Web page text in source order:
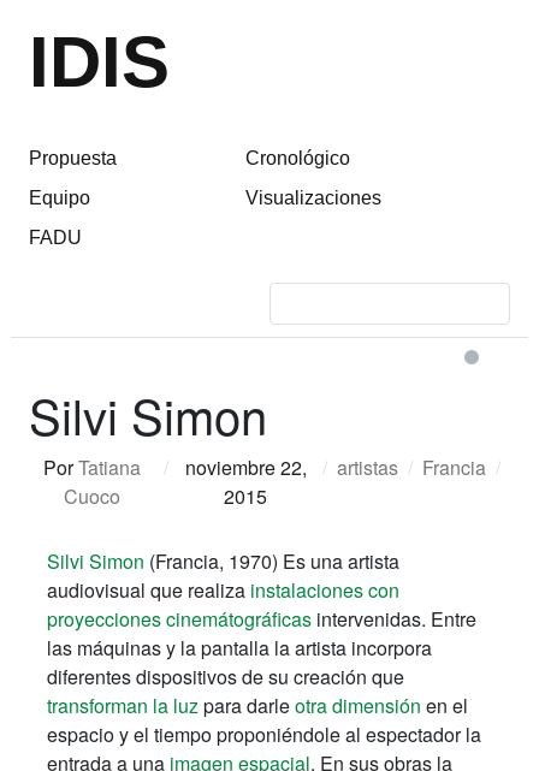
IDIS
Propuesta
Equipo
FADU
Cronológico
Visualizaciones
Silvi Simon
PorTatiana
Cuoco
/
noviembre 22,
2015
/ artistas / Francia /
Silvi Simon (Francia, 1970) Es una artista
audiovisual que realiza instalaciones con
proyecciones cinemátográficas intervenidas. Entre
las máquinas y la pantalla la artista incorpora
diferentes dispositivos de su creación que
transforman la luzpara darleotra dimensión en el
espacio y el tiempo proponiéndole al espectador la
entrada a una imagen espacial. En sus obras la